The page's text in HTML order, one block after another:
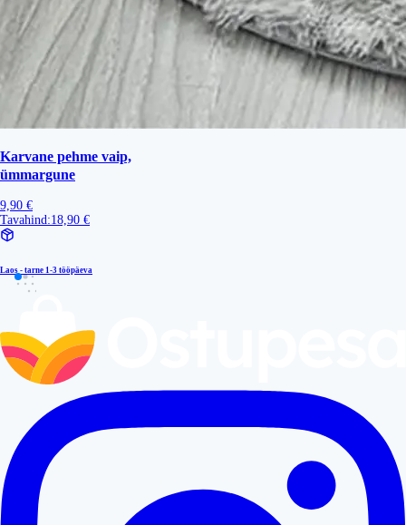
Karvane pehme vaip,
ümmargune
9,90 €
Tavahind:18,90 €
Laos - tarne 1-3 tööpäeva